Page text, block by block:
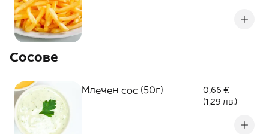
Сосове
Млечен сос (50г)
0,66 €
(1,29 лв.)